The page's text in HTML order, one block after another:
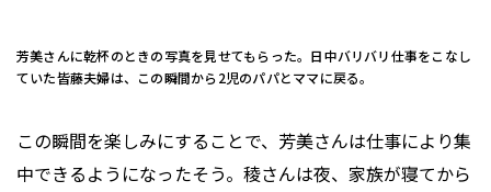
芳美さんに乾杯のときの写真を見せてもらった。日中バリバリ仕事をこなし
ていた皆藤夫婦は、この瞬間から2児のパパとママに戻る。
この瞬間を楽しみにすることで、芳美さんは仕事により集
中できるようになったそう。稜さんは夜、家族が寝てから